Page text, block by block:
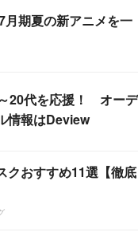
月期夏の新アニメを一
20代を応援！ オーデ
情報はDeview
クおすすめ11選【徹底